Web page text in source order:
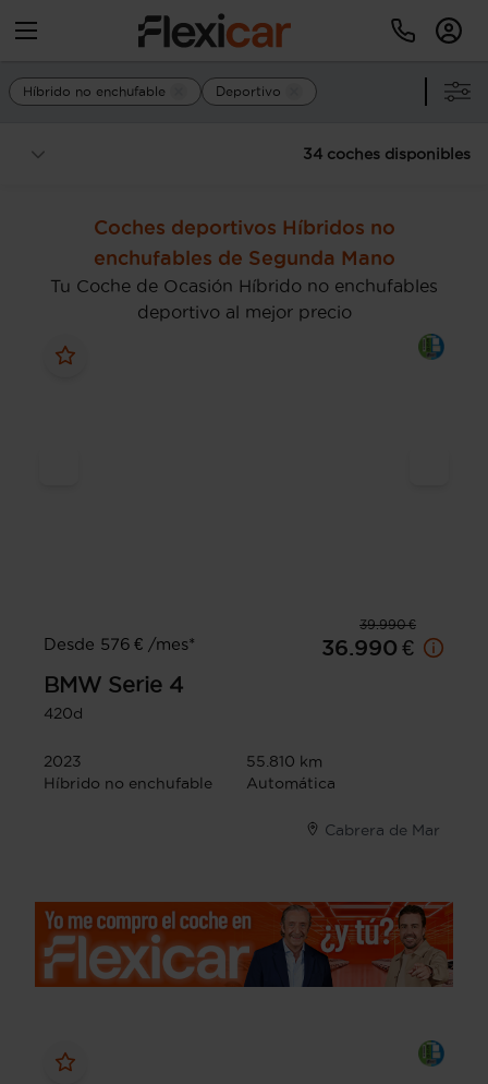
Híbrido no enchufable Deportivo
34 coches disponibles
Coches deportivos Híbridos no
enchufables de Segunda Mano
Tu Coche de Ocasión Híbrido no enchufables
deportivo al mejor precio
39.990 €
Desde 576 € /mes*
36.990 €
BMW Serie 4
420d
2023
55.810 km
Híbrido no enchufable
Automática
Cabrera de Mar